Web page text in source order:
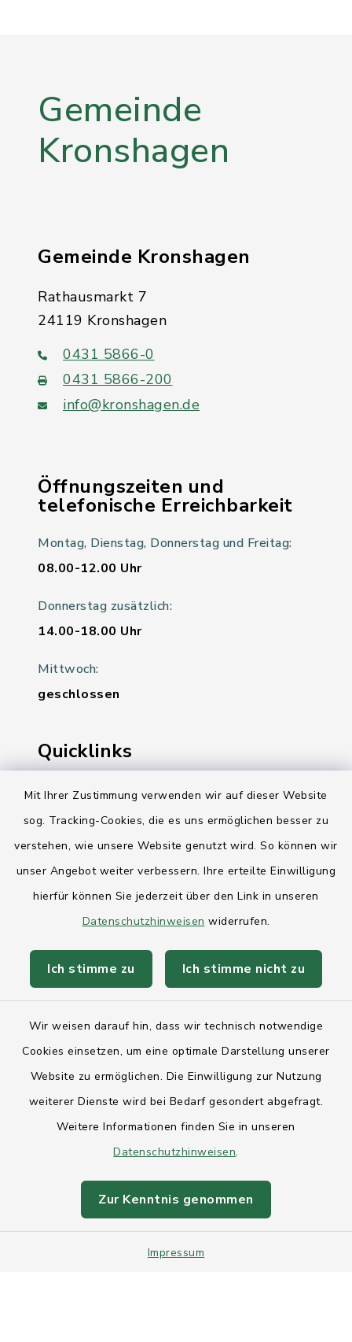
Mit Ihrer Zustimmung verwenden wir auf dieser Website
sog. Tracking-Cookies, die es uns ermöglichen besser zu
verstehen, wie unsere Website genutzt wird. So können wir
unser Angebot weiter verbessern. Ihre erteilte Einwilligung
hierfür können Sie jederzeit über den Link in unseren
Datenschutzhinweisen widerrufen.
Ich stimme zu Ich stimme nicht zu
Wir weisen darauf hin, dass wir technisch notwendige
Cookies einsetzen, um eine optimale Darstellung unserer
Website zu ermöglichen. Die Einwilligung zur Nutzung
weiterer Dienste wird bei Bedarf gesondert abgefragt.
Weitere Informationen finden Sie in unseren
Datenschutzhinweisen.
Zur Kenntnis genommen
Impressum
Gemeinde
Kronshagen
Gemeinde Kronshagen
Rathausmarkt 7
24119 Kronshagen
0431 5866-0
0431 5866-200
info@kronshagen.de
Öffnungszeiten und
telefonische Erreichbarkeit
Montag, Dienstag, Donnerstag und Freitag:
08.00-12.00 Uhr
Donnerstag zusätzlich:
14.00-18.00 Uhr
Mittwoch:
geschlossen
Quicklinks
Ihre Behördennummer 115
Landesregierung Schleswig-Holstein
AktivRegion Mittelholstein
Anfahrt
Datenschutz
Sitemap
Intranet